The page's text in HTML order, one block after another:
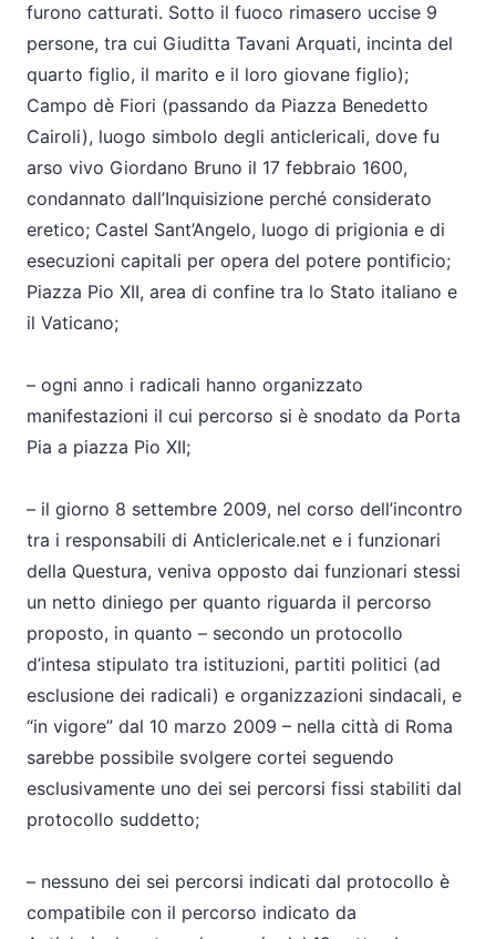
furono catturati. Sotto il fuoco rimasero uccise 9
persone, tra cui Giuditta Tavani Arquati, incinta del
quarto figlio, il marito e il loro giovane figlio);
Campo dè Fiori (passando da Piazza Benedetto
Cairoli), luogo simbolo degli anticlericali, dove fu
arso vivo Giordano Bruno il 17 febbraio 1600,
condannato dall’Inquisizione perché considerato
eretico; Castel Sant’Angelo, luogo di prigionia e di
esecuzioni capitali per opera del potere pontificio;
Piazza Pio XII, area di confine tra lo Stato italiano e
il Vaticano;
– ogni anno i radicali hanno organizzato
manifestazioni il cui percorso si è snodato da Porta
Pia a piazza Pio XII;
– il giorno 8 settembre 2009, nel corso dell’incontro
tra i responsabili di Anticlericale.net e i funzionari
della Questura, veniva opposto dai funzionari stessi
un netto diniego per quanto riguarda il percorso
proposto, in quanto – secondo un protocollo
d’intesa stipulato tra istituzioni, partiti politici (ad
esclusione dei radicali) e organizzazioni sindacali, e
“in vigore” dal 10 marzo 2009 – nella città di Roma
sarebbe possibile svolgere cortei seguendo
esclusivamente uno dei sei percorsi fissi stabiliti dal
protocollo suddetto;
– nessuno dei sei percorsi indicati dal protocollo è
compatibile con il percorso indicato da